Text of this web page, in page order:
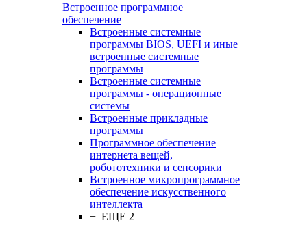
Встроенное программное
обеспечение
Встроенные системные
программы BIOS, UEFI и иные
встроенные системные
программы
Встроенные системные
программы - операционные
системы
Встроенные прикладные
программы
Программное обеспечение
интернета вещей,
робототехники и сенсорики
Встроенное микропрограммное
обеспечение искусственного
интеллекта
+ ЕЩЕ 2